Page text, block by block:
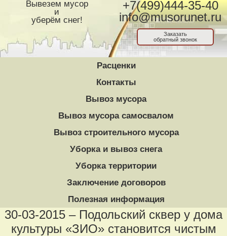
Вывезем мусор
и
уберём снег!
+7(499)444-35-40
info@musorunet.ru
Заказать
обратный звонок
Расценки
Контакты
Вывоз мусора
Вывоз мусора самосвалом
Вывоз строительного мусора
Уборка и вывоз снега
Уборка территории
Заключение договоров
Полезная информация
30-03-2015 – Подольский сквер у дома
культуры «ЗИО» становится чистым